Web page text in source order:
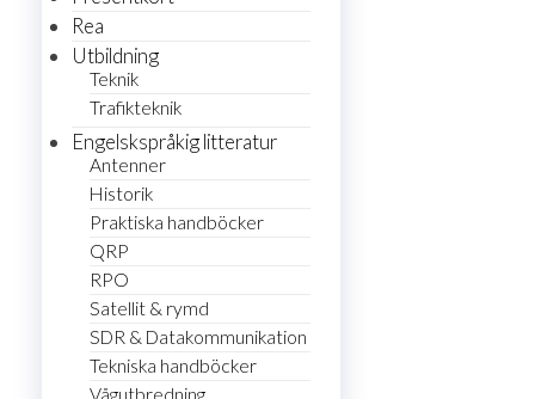
Rea
Utbildning
Teknik
Trafikteknik
Engelskspråkig litteratur
Antenner
Historik
Praktiska handböcker
QRP
RPO
Satellit & rymd
SDR & Datakommunikation
Tekniska handböcker
Vågutbredning